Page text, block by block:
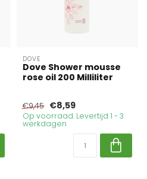
DOVE
Dove Shower mousse
rose oil 200 Milliliter
€9,45 €8,59
Op voorraad. Levertijd 1 - 3
werkdagen